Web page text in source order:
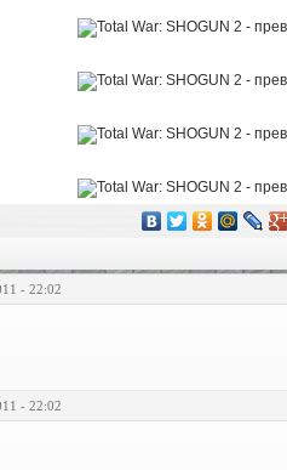
- 22:02
- 22:02